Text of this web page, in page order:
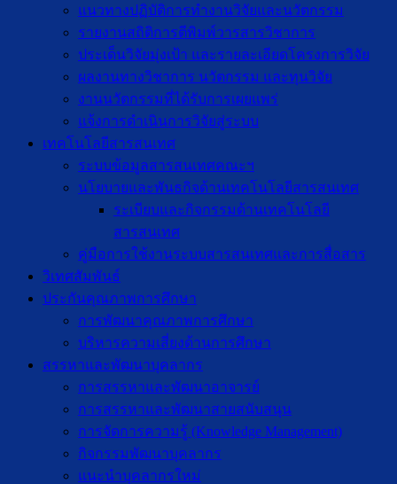
แนวทางปฏิบัติการทำงานวิจัยและนวัตกรรม
รายงานสถิติการตีพิมพ์วารสารวิชาการ
ประเด็นวิจัยมุ่งเป้า และรายละเอียดโครงการวิจัย
ผลงานทางวิชาการ นวัตกรรม และทุนวิจัย
งานนวัตกรรมที่ได้รับการเผยแพร่
แจ้งการดำเนินการวิจัยสู่ระบบ
เทคโนโลยีสารสนเทศ
ระบบข้อมูลสารสนเทศคณะฯ
นโยบายและพันธกิจด้านเทคโนโลยีสารสนเทศ
ระเบียบและกิจกรรมด้านเทคโนโลยี
สารสนเทศ
คู่มือการใช้งานระบบสารสนเทศและการสื่อสาร
วิเทศสัมพันธ์
ประกันคุณภาพการศึกษา
การพัฒนาคุณภาพการศึกษา
บริหารความเสี่ยงด้านการศึกษา
สรรหาและพัฒนาบุคลากร
การสรรหาและพัฒนาอาจารย์
การสรรหาและพัฒนาสายสนับสนุน
การจัดการความรู้ (Knowledge Management)
กิจกรรมพัฒนาบุคลากร
แนะนำบุคลากรใหม่